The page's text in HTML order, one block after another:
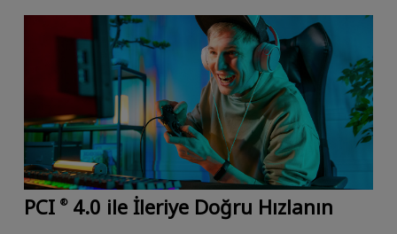
PCI ®4.0 ile İleriye Doğru Hızlanın